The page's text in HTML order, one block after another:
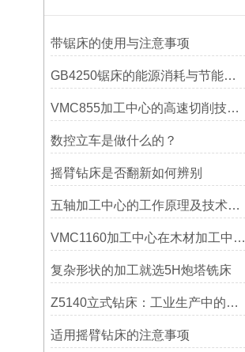
带锯床的使用与注意事项
GB4250锯床的能源消耗与节能措施
VMC855加工中心的高速切削技术介绍
数控立车是做什么的？
摇臂钻床是否翻新如何辨别
五轴加工中心的工作原理及技术优势
VMC1160加工中心在木材加工中的应用
复杂形状的加工就选5H炮塔铣床
Z5140立式钻床：工业生产中的得力助手
适用摇臂钻床的注意事项